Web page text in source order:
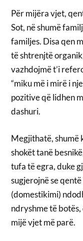
Për mijëra vjet,
Sot, në shumë
familjes. Disa qen
të shtrenjtë
vazhdojmë t’i
“miku më i mirë i
pozitive që lidhen
dashuri.
Megjithatë, shumë
shokët tanë
tufa të egra, duke
sugjerojnë se
(domestikimi)
ndryshme të
mijë vjet më parë.